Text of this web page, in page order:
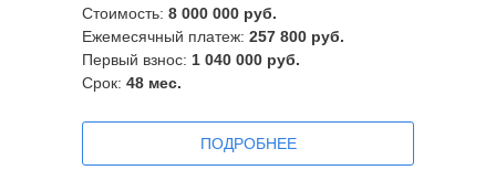
Стоимость: 8 000 000 руб.
Ежемесячный платеж: 257 800 руб.
Первый взнос: 1 040 000 руб.
Срок: 48 мес.
ПОДРОБНЕЕ